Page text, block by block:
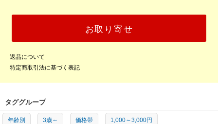
お取り寄せ
返品について
特定商取引法に基づく表記
タググループ
年齢別 3歳～ 価格帯 1,000～3,000円